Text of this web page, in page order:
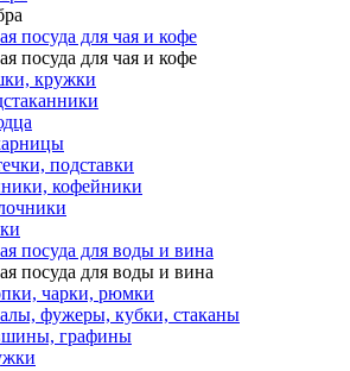
посуда для чая и кофе
посуда для чая и кофе
кружки
подставки
кофейники
посуда для воды и вина
посуда для воды и вина
чарки, рюмки
фужеры, кубки, стаканы
графины